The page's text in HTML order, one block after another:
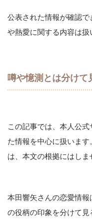
公表された情報が確認
や熱愛に関する内容は扱
噂や憶測とは分けて
この記事では、本人公
た情報を中心に扱いま
は、本文の根拠にはしま
本田響矢さんの恋愛情
の役柄の印象を分けて見